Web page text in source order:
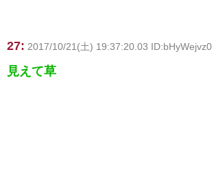
27: 2017/10/21(土) 19:37:20.03 ID:bHyWejvz0
見えて草